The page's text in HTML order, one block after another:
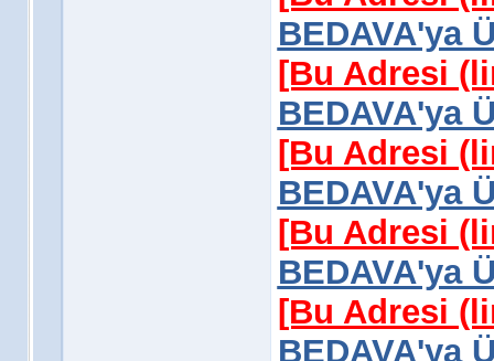
BEDAVA'ya
[Bu Adresi
BEDAVA'ya
[Bu Adresi
BEDAVA'ya
[Bu Adresi
BEDAVA'ya
[Bu Adresi
BEDAVA'ya